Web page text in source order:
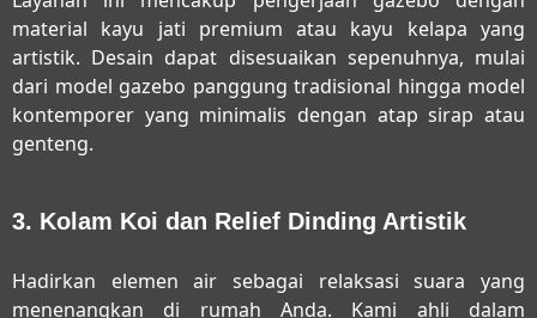
material kayu jati premium atau kayu kelapa yang
artistik. Desain dapat disesuaikan sepenuhnya, mulai
dari model gazebo panggung tradisional hingga model
kontemporer yang minimalis dengan atap sirap atau
genteng.
3. Kolam Koi dan Relief Dinding Artistik
Hadirkan elemen air sebagai relaksasi suara yang
menenangkan di rumah Anda. Kami ahli dalam